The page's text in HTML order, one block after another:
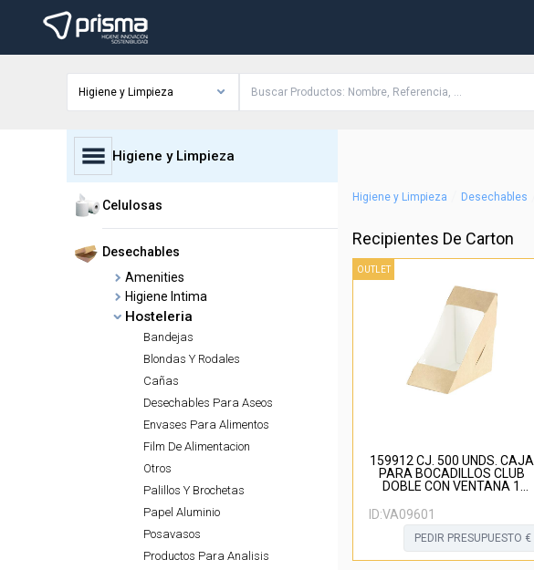
Higiene y Limpieza
Higiene y Limpieza
Celulosas
Desechables
Amenities
Higiene Intima
Hosteleria
Bandejas
Blondas Y Rodales
Cañas
Desechables Para Aseos
Envases Para Alimentos
Film De Alimentacion
Otros
Palillos Y Brochetas
Papel Aluminio
Posavasos
Productos Para Analisis
Higiene y Limpieza Desechables
Recipientes De Carton
OUTLET
159912 CJ. 500 UNDS. CAJA
PARA BOCADILLOS CLUB
DOBLE CON VENTANA 1
ID:VA09601
PEDIR PRESUPUESTO €